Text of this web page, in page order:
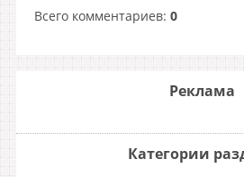
Всего комментариев: 0
Реклама
Категории